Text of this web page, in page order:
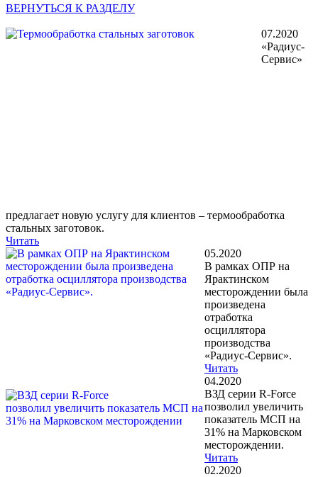
ВЕРНУТЬСЯ К РАЗДЕЛУ
07.2020
«Радиус-
Сервис»
предлагает новую услугу для клиентов – термообработка
стальных заготовок.
Читать
05.2020
В рамках ОПР на
Ярактинском
месторождении была
произведена
отработка
осциллятора
производства
«Радиус-Сервис».
Читать
04.2020
ВЗД серии R-Force
позволил увеличить
показатель МСП на
31% на Марковском
месторождении.
Читать
02.2020